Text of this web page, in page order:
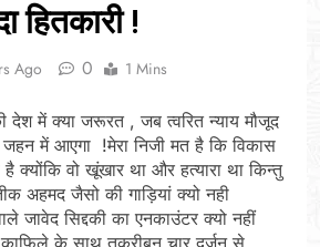
हितकारी !
Ago 0 1 Mins
में क्या जरूरत , जब त्वरित न्याय मौजूद
में आएगा !मेरा निजी मत है कि विकास
क्योंकि वो खूंखार था और हत्यारा था किन्तु
अहमद जैसो की गाड़ियां क्यो नही
जावेद सिद्दकी का एनकाउंटर क्यो नहीं
काफिले के साथ तकरीबन चार दर्जन से